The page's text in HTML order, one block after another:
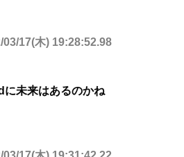
03/17(木) 19:28:52.98
未来はあるのかね